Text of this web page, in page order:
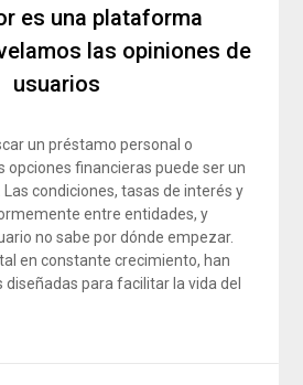
es una plataforma
las opiniones de
usuarios
un préstamo personal o
financieras puede ser un
condiciones, tasas de interés y
entre entidades, y
no sabe por dónde empezar.
en constante crecimiento, han
para facilitar la vida del